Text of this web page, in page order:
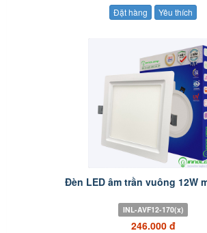
Đặt hàng Yêu thích
Đèn LED âm trần vuông 12W
INL-AVF12-170(x)
246.000 đ